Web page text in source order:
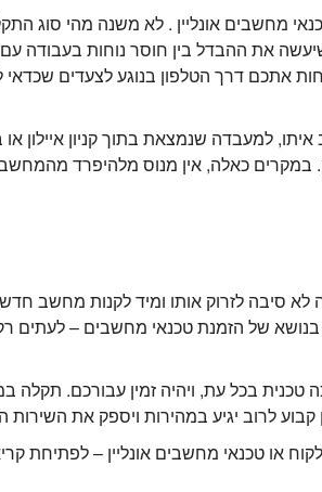
מחשבים אונליין . לא משנה מהי
את ההבדל בין חוסר נוחות בעבודה
אתכם דרך הטלפון בנוגע לצעדים
למעבדה שנמצאת בתוך קניון איילון
במקרים כאלה, אין מנוס מלהיפרד
לזרוק אותו ומיד לקנות מחשב
של הזמנת טכנאי מחשבים – לעתים
בכל עת, ויהיה זמין עבורכם. תקלה
לרוב יגיע במהירות ויספק את השירות
מחשבים אונליין – לפתיחת קריאה חייג